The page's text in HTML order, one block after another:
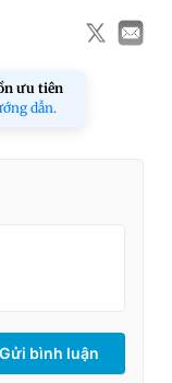
ưu tiên
dẫn.
Gửi bình luận